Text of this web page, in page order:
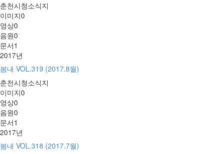
춘천시청소식지
이미지0
영상0
음원0
문서1
2017년
봄내 VOL.319 (2017.8월)
춘천시청소식지
이미지0
영상0
음원0
문서1
2017년
봄내 VOL.318 (2017.7월)